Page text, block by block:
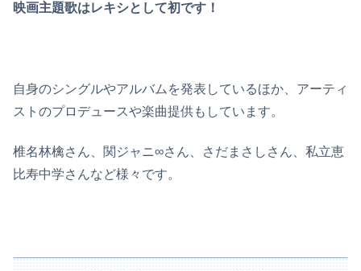
映画主題歌はレキシとして初です！
自身のシングルやアルバムを発表しているほか、アーティ
ストのプロデュースや楽曲提供もしています。
椎名林檎さん、関ジャニ∞さん、さだまさしさん、私立恵
比寿中学さんなど様々です。